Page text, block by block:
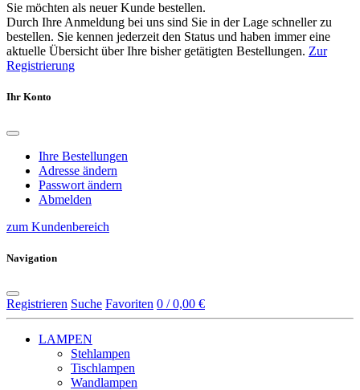
Sie möchten als neuer Kunde bestellen.
Durch Ihre Anmeldung bei uns sind Sie in der Lage schneller zu
bestellen. Sie kennen jederzeit den Status und haben immer eine
aktuelle Übersicht über Ihre bisher getätigten Bestellungen. Zur
Registrierung
Ihr Konto
Ihre Bestellungen
Adresse ändern
Passwort ändern
Abmelden
zum Kundenbereich
Navigation
Registrieren Suche Favoriten 0 / 0,00 €
LAMPEN
Stehlampen
Tischlampen
Wandlampen